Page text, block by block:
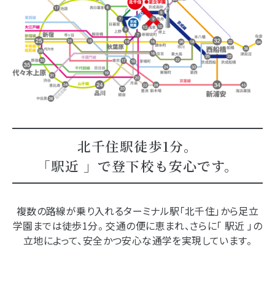
北千住駅徒歩1分。
「駅近 」で登下校も安心です。
複数の路線が乗り入れるターミナル駅「北千住」から足立
学園までは徒歩1分。 交通の便に恵まれ、さらに「 駅近 」の
立地によって、安全かつ安心な通学を実現しています。